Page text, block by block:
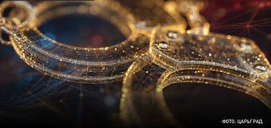
ФОТО: ЦАРЬГРАД